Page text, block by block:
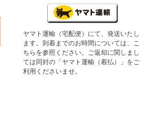
ヤマト運輸（宅配便）にて、発送いたし
ます。到着までのお時間については、
こ
ちらを参照ください。ご返却に関しまし
ては同封の「ヤマト運輸（着払）」をご
利用くださいませ。